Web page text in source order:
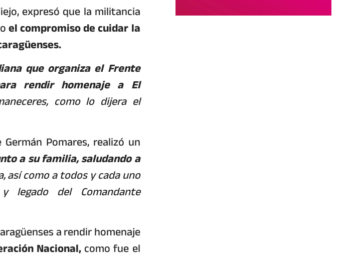
expresó que la militancia
el compromiso de cuidar la
que organiza el Frente
rendir homenaje a El
como lo dijera el
Pomares, realizó un
a su familia, saludando a
así como a todos y cada uno
del Comandante
a rendir homenaje
Nacional,como fue el